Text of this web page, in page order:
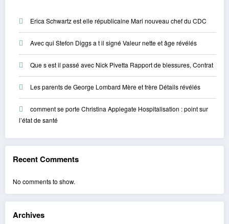
Erica Schwartz est elle républicaine Mari nouveau chef du CDC
Avec qui Stefon Diggs a t il signé Valeur nette et âge révélés
Que s est il passé avec Nick Pivetta Rapport de blessures, Contrat
Les parents de George Lombard Mère et frère Détails révélés
comment se porte Christina Applegate Hospitalisation : point sur
l’état de santé
Recent Comments
No comments to show.
Archives